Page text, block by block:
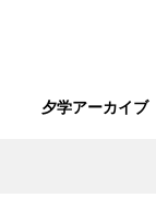
夕学アーカイブ